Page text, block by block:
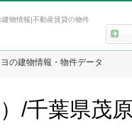
物情報|不動産賃貸の物件
の建物情報・物件データ
/千葉県茂